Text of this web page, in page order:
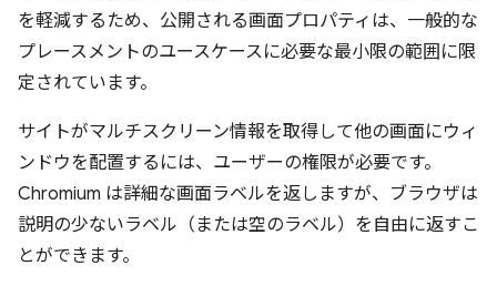
を軽減するため、公開される画面プロパティは、一般的な
プレースメントのユースケースに必要な最小限の範囲に限
定されています。
サイトがマルチスクリーン情報を取得して他の画面にウィ
ンドウを配置するには、ユーザーの権限が必要です。
Chromium は詳細な画面ラベルを返しますが、ブラウザは
説明の少ないラベル（または空のラベル）を自由に返すこ
とができます。